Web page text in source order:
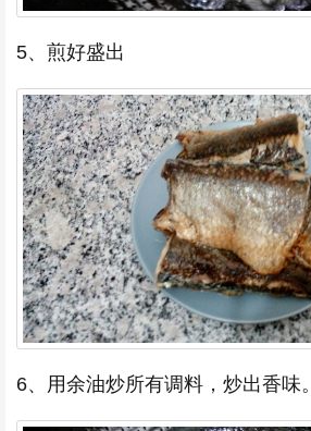
5、煎好盛出
6、用余油炒所有调料，炒出香味。